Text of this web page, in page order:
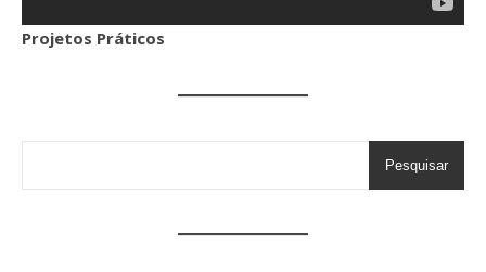
Projetos Práticos
Pesquisar